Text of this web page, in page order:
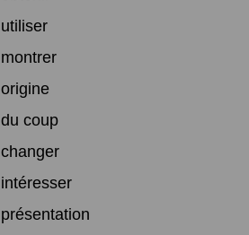
utiliser
montrer
origine
du coup
changer
intéresser
présentation